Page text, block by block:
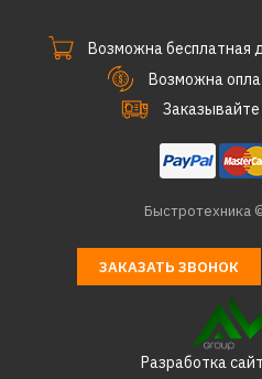
Возможна бесплатная
Возможна
Заказывайте
Быстротехника
ЗАКАЗАТЬ ЗВОНОК
Разработка